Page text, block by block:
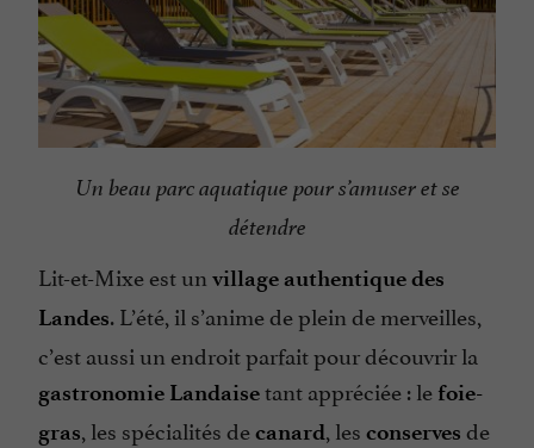
Un beau parc aquatique pour s’amuser et se
détendre
Lit-et-Mixe est un village authentique des
Landes. L’été, il s’anime de plein de merveilles,
c’est aussi un endroit parfait pour découvrir la
gastronomie Landaisetant appréciée : le foie-
gras, les spécialités decanard, les conserves de